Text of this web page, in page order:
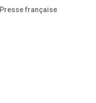
Presse française